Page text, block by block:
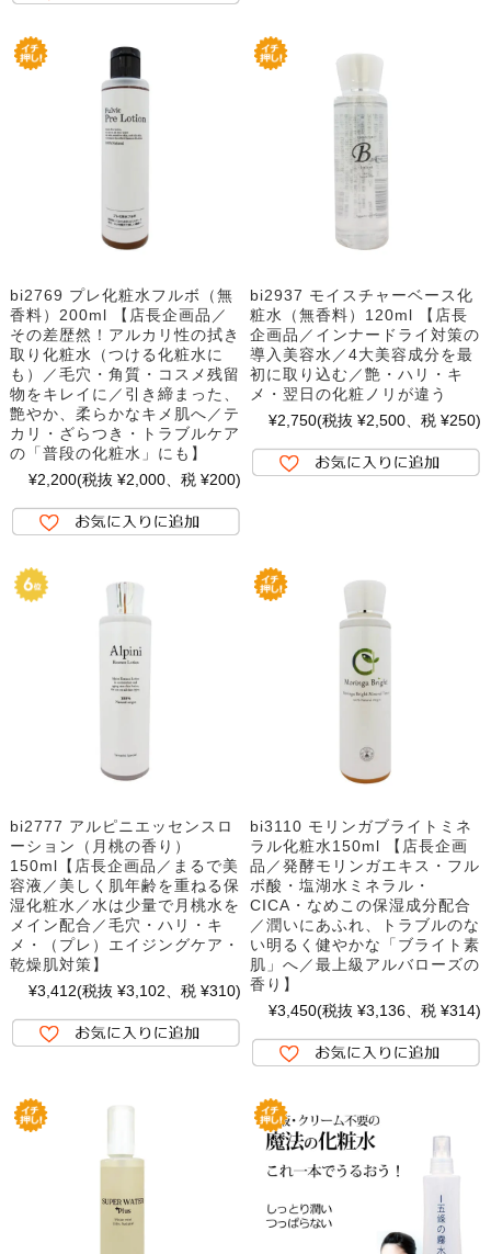
bi2769 プレ化粧水フルボ（無
香料）200ml 【店長企画品／
その差歴然！アルカリ性の拭き
取り化粧水（つける化粧水に
も）／毛穴・角質・コスメ残留
物をキレイに／引き締まった、
艶やか、柔らかなキメ肌へ／テ
カリ・ざらつき・トラブルケア
の「普段の化粧水」にも】
¥2,200(税抜 ¥2,000、税 ¥200)
bi2937 モイスチャーベース化
粧水（無香料）120ml 【店長
企画品／インナードライ対策の
導入美容水／4大美容成分を最
初に取り込む／艶・ハリ・キ
メ・翌日の化粧ノリが違う
¥2,750(税抜 ¥2,500、税 ¥250)
bi2777 アルピニエッセンスロ
ーション（月桃の香り）
150ml【店長企画品／まるで美
容液／美しく肌年齢を重ねる保
湿化粧水／水は少量で月桃水を
メイン配合／毛穴・ハリ・キ
メ・（プレ）エイジングケア・
乾燥肌対策】
¥3,412(税抜 ¥3,102、税 ¥310)
bi3110 モリンガブライトミネ
ラル化粧水150ml 【店長企画
品／発酵モリンガエキス・フル
ボ酸・塩湖水ミネラル・
CICA・なめこの保湿成分配合
／潤いにあふれ、トラブルのな
い明るく健やかな「ブライト素
肌」へ／最上級アルバローズの
香り】
¥3,450(税抜 ¥3,136、税 ¥314)